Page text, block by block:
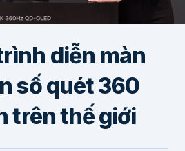
diễn màn
số quét 360
trên thế giới